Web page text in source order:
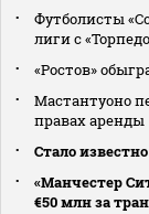
Футболисты
лиги с
«Ростов»
Мастантуоно
правах аренды
Стало
«Манчестер
€50 млн за